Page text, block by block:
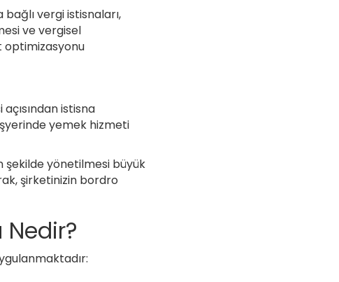
vergi istisnaları,
ve vergisel
optimizasyonu
istisna
yemek hizmeti
şekilde yönetilmesi büyük
şirketinizin bordro
Nedir?